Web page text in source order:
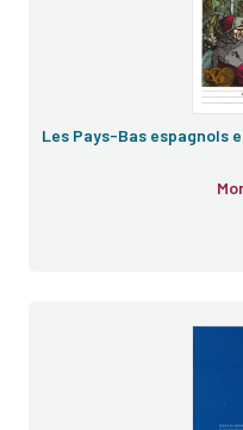
Les Pays-Bas espagnols